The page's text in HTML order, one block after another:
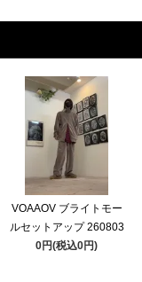
VOAAOV ブライトモー
ルセットアップ 260803
0円(税込0円)